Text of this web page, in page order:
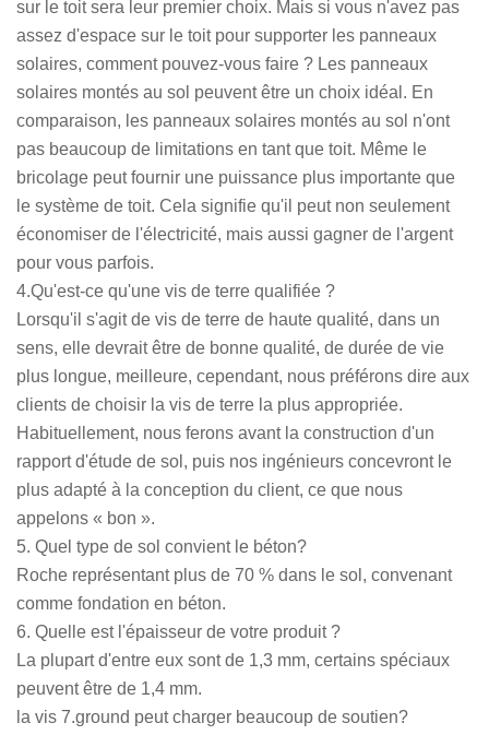
sur le toit sera leur premier choix. Mais si vous n'avez pas
assez d'espace sur le toit pour supporter les panneaux
solaires, comment pouvez-vous faire ? Les panneaux
solaires montés au sol peuvent être un choix idéal. En
comparaison, les panneaux solaires montés au sol n'ont
pas beaucoup de limitations en tant que toit. Même le
bricolage peut fournir une puissance plus importante que
le système de toit. Cela signifie qu'il peut non seulement
économiser de l'électricité, mais aussi gagner de l'argent
pour vous parfois.
4.Qu'est-ce qu'une vis de terre qualifiée ?
Lorsqu'il s'agit de vis de terre de haute qualité, dans un
sens, elle devrait être de bonne qualité, de durée de vie
plus longue, meilleure, cependant, nous préférons dire aux
clients de choisir la vis de terre la plus appropriée.
Habituellement, nous ferons avant la construction d'un
rapport d'étude de sol, puis nos ingénieurs concevront le
plus adapté à la conception du client, ce que nous
appelons « bon ».
5. Quel type de sol convient le béton?
Roche représentant plus de 70 % dans le sol, convenant
comme fondation en béton.
6. Quelle est l'épaisseur de votre produit ?
La plupart d'entre eux sont de 1,3 mm, certains spéciaux
peuvent être de 1,4 mm.
la vis 7.ground peut charger beaucoup de soutien?